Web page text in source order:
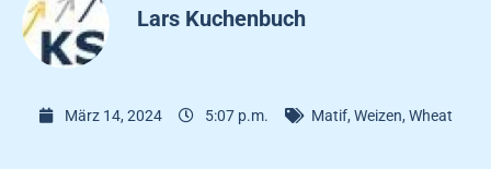
Lars Kuchenbuch
März 14, 2024 5:07 p.m. Matif, Weizen, Wheat